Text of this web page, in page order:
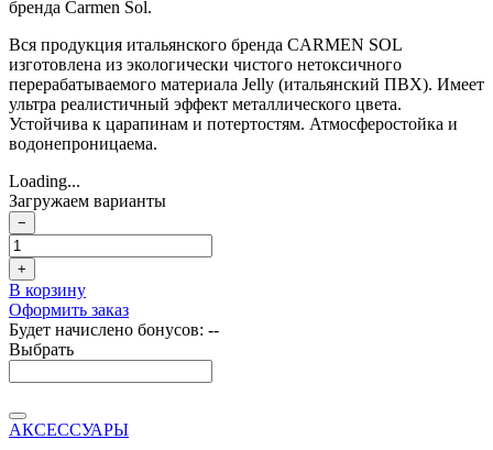
бренда Carmen Sol.
Вся продукция итальянского бренда CARMEN SOL
изготовлена из экологически чистого нетоксичного
перерабатываемого материала Jelly (итальянский ПВХ). Имеет
ультра реалистичный эффект металлического цвета.
Устойчива к царапинам и потертостям. Атмосферостойка и
водонепроницаема.
Loading...
Загружаем варианты
−
+
В корзину
Оформить заказ
Будет начислено бонусов: --
Выбрать
АКСЕССУАРЫ